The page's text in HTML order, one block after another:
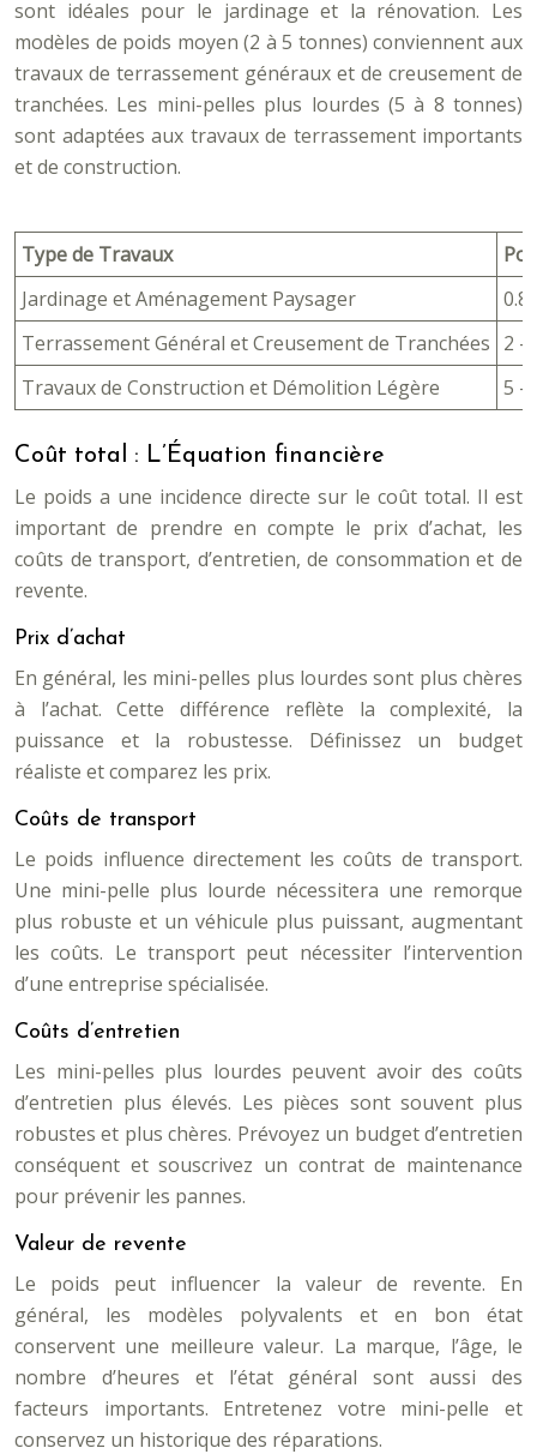
sont idéales pour le jardinage et la rénovation. Les
modèles de poids moyen (2 à 5 tonnes) conviennent aux
travaux de terrassement généraux et de creusement de
tranchées. Les mini-pelles plus lourdes (5 à 8 tonnes)
sont adaptées aux travaux de terrassement importants
et de construction.
Type de Travaux
Jardinage et Aménagement Paysager
0.8
Terrassement Général et Creusement de Tranchées 2 –
Travaux de Construction et Démolition Légère
5 –
Coût total : L’Équation financière
Le poids a une incidence directe sur le coût total. Il est
important de prendre en compte le prix d’achat, les
coûts de transport, d’entretien, de consommation et de
revente.
Prix d’achat
En général, les mini-pelles plus lourdes sont plus chères
à l’achat. Cette différence reflète la complexité, la
puissance et la robustesse. Définissez un budget
réaliste et comparez les prix.
Coûts de transport
Le poids influence directement les coûts de transport.
Une mini-pelle plus lourde nécessitera une remorque
plus robuste et un véhicule plus puissant, augmentant
les coûts. Le transport peut nécessiter l’intervention
d’une entreprise spécialisée.
Coûts d’entretien
Les mini-pelles plus lourdes peuvent avoir des coûts
d’entretien plus élevés. Les pièces sont souvent plus
robustes et plus chères. Prévoyez un budget d’entretien
conséquent et souscrivez un contrat de maintenance
pour prévenir les pannes.
Valeur de revente
Le poids peut influencer la valeur de revente. En
général, les modèles polyvalents et en bon état
conservent une meilleure valeur. La marque, l’âge, le
nombre d’heures et l’état général sont aussi des
facteurs importants. Entretenez votre mini-pelle et
conservez un historique des réparations.